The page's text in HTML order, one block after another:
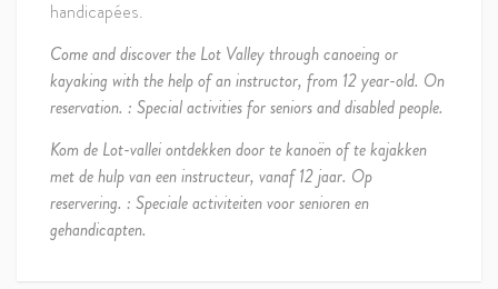
handicapées.
Come and discover the Lot Valley through canoeing or
kayaking with the help of an instructor, from 12 year-old. On
reservation. : Special activities for seniors and disabled people.
Kom de Lot-vallei ontdekken door te kanoën of te kajakken
met de hulp van een instructeur, vanaf 12 jaar. Op
reservering. : Speciale activiteiten voor senioren en
gehandicapten.